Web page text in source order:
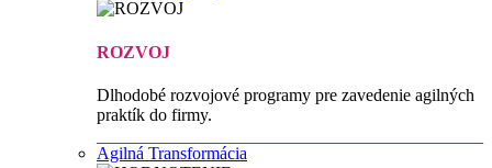
ROZVOJ
Dlhodobé rozvojové programy pre zavedenie agilných
praktík do firmy.
Agilná Transformácia